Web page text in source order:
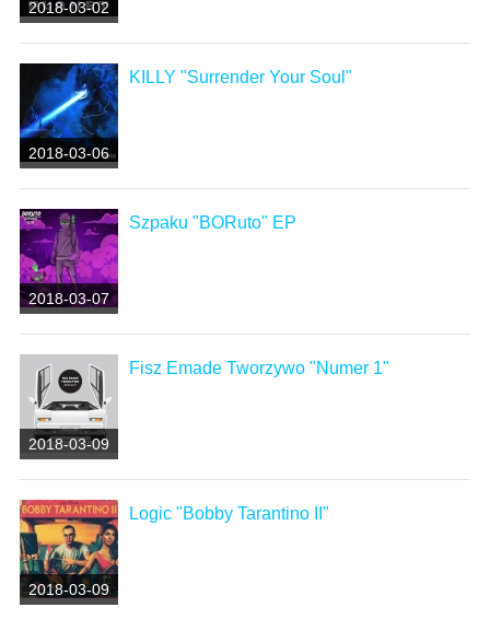
2018-03-02
2018-03-06
KILLY "Surrender Your Soul"
2018-03-07
Szpaku "BORuto" EP
2018-03-09
Fisz Emade Tworzywo "Numer 1"
2018-03-09
Logic "Bobby Tarantino II"